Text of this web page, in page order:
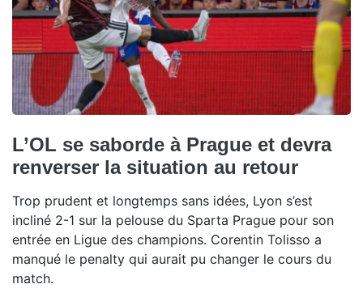
L’OL se saborde à Prague et devra
renverser la situation au retour
Trop prudent et longtemps sans idées, Lyon s’est
incliné 2-1 sur la pelouse du Sparta Prague pour son
entrée en Ligue des champions. Corentin Tolisso a
manqué le penalty qui aurait pu changer le cours du
match.